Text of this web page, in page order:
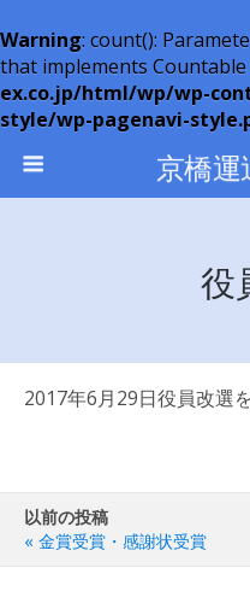
Warning: count():
that implements Countable
ex.co.jp/html/wp/wp-
style/wp-pagenavi-
京橋
役
2017年6月29日役員改選
以前の投稿
« 金賞受賞・感謝状受賞